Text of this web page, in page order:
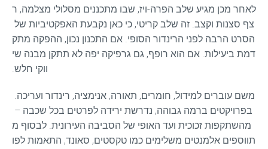
לאחר מכן מגיע שלב הפרה-ויז, שבו מתכננים מסלולי מצלמה, ר
הסרט הרבה לפני הרינדור הסופי. אם התכנון נכון, ההפקה מתק
דמת ביעילות. אם הוא רופף, גם גרפיקה יפה לא תתקן מבנה שי
ווקי חלש.
מהשתקפות זכוכית ועד האופי של הסביבה העירונית. לבסוף מ
תווספים אלמנטים משלימים כמו טקסטים, סאונד, התאמות לפו